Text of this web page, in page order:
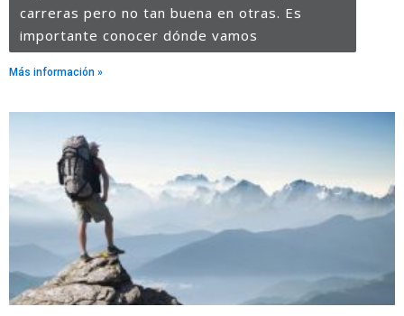
carreras pero no tan buena en otras. Es
importante conocer dónde vamos
Más información »